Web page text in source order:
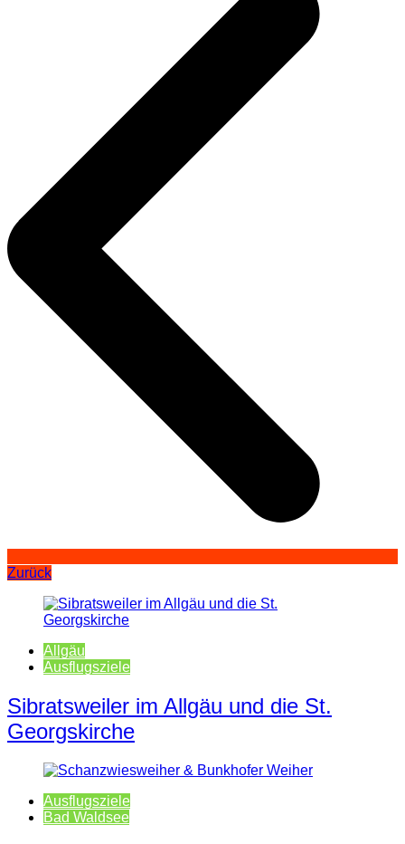
Zurück
Allgäu
Ausflugsziele
Sibratsweiler im Allgäu und die St.
Georgskirche
Ausflugsziele
Bad Waldsee